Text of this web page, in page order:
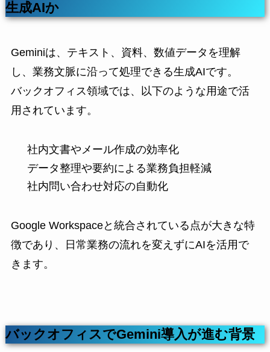
生成AIか
Geminiは、テキスト、資料、数値データを理解
し、業務文脈に沿って処理できる生成AIです。
バックオフィス領域では、以下のような用途で活
用されています。
社内文書やメール作成の効率化
データ整理や要約による業務負担軽減
社内問い合わせ対応の自動化
Google Workspaceと統合されている点が大きな特
徴であり、日常業務の流れを変えずにAIを活用で
きます。
バックオフィスでGemini導入が進む背景